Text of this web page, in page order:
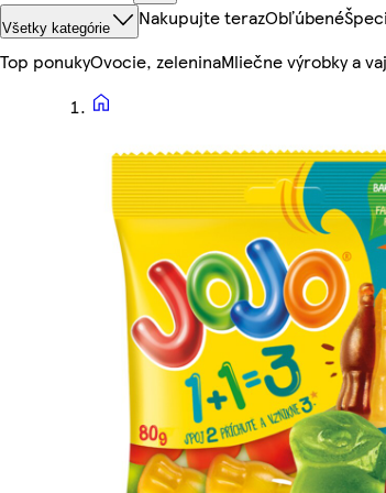
Všetky kategórie Nakupujte terazObľúbené
Top ponukyOvocie, zeleninaMliečne výrobky a